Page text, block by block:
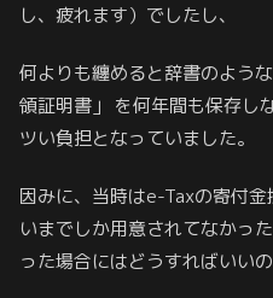
し、疲れます）でしたし、
何よりも纏めると辞書のよう
領証明書」 を何年間も保存し
ツい負担となっていました。
因みに、当時はe-Taxの寄付
いまでしか用意されてなかっ
った場合にはどうすればいい